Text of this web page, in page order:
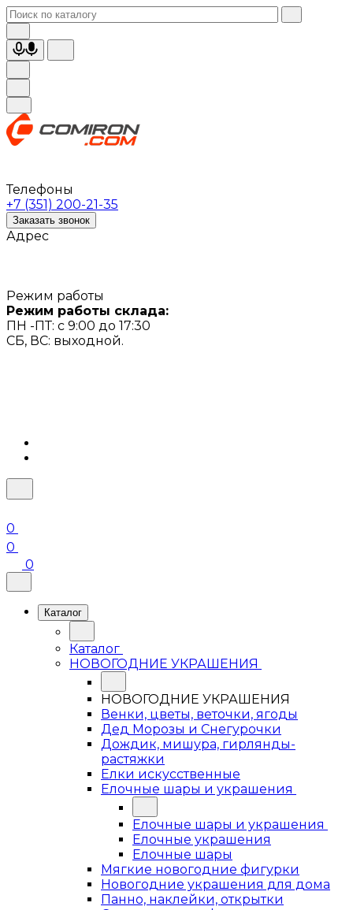
Телефоны
+7 (351) 200-21-35
Заказать звонок
Адрес
Режим работы
Режим работы склада:
ПН -ПТ: с 9:00 до 17:30
СБ, ВС: выходной.
0
0
0
Каталог
Каталог
НОВОГОДНИЕ УКРАШЕНИЯ
НОВОГОДНИЕ УКРАШЕНИЯ
Венки, цветы, веточки, ягоды
Дед Морозы и Снегурочки
Дождик, мишура, гирлянды-
растяжки
Елки искусственные
Елочные шары и украшения
Елочные шары и украшения
Елочные украшения
Елочные шары
Мягкие новогодние фигурки
Новогодние украшения для дома
Панно, наклейки, открытки